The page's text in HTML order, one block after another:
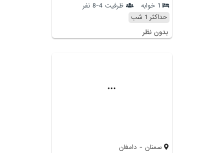
1 خوابه
ظرفیت 4-8 نفر
حداکثر 1 شب
بدون نظر
سمنان - دامغان